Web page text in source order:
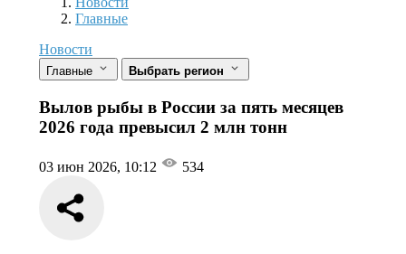
Новости
Главные
Новости
Главные Выбрать регион
Вылов рыбы в России за пять месяцев
2026 года превысил 2 млн тонн
03 июн 2026, 10:12 534